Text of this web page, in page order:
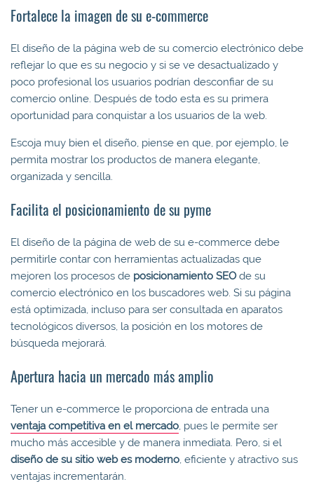
Fortalece la imagen de su e-commerce
El diseño de la página web de su comercio electrónico debe
reflejar lo que es su negocio y si se ve desactualizado y
poco profesional los usuarios podrían desconfiar de su
comercio online. Después de todo esta es su primera
oportunidad para conquistar a los usuarios de la web.
Escoja muy bien el diseño, piense en que, por ejemplo, le
permita mostrar los productos de manera elegante,
organizada y sencilla.
Facilita el posicionamiento de su pyme
El diseño de la página de web de su e-commerce debe
permitirle contar con herramientas actualizadas que
mejoren los procesos de posicionamiento SEOde su
comercio electrónico en los buscadores web. Si su página
está optimizada, incluso para ser consultada en aparatos
tecnológicos diversos, la posición en los motores de
búsqueda mejorará.
Apertura hacia un mercado más amplio
Tener un e-commerce le proporciona de entrada una
ventaja competitiva en el mercado, pues le permite ser
mucho más accesible y de manera inmediata. Pero, si el
diseño de su sitio web es moderno, eficiente y atractivo sus
ventajas incrementarán.